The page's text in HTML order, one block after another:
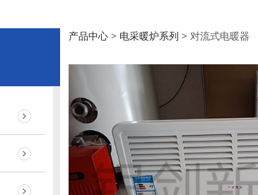
对流式电暖器
产品中心 > 电采暖炉系列 > 对流式电暖器